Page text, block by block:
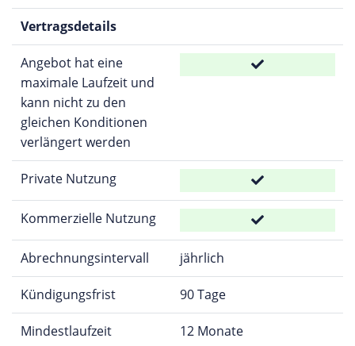
Vertragsdetails
Angebot hat eine
maximale Laufzeit und
kann nicht zu den
gleichen Konditionen
verlängert werden
Private Nutzung
Kommerzielle Nutzung
Abrechnungsintervall jährlich
Kündigungsfrist 90 Tage
Mindestlaufzeit 12 Monate